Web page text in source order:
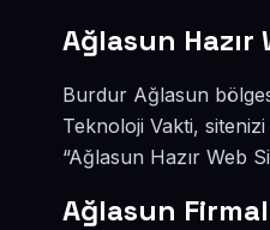
Ağlasun Hazır
Burdur Ağlasun
Teknoloji Vakti,
“Ağlasun Hazır Web
Ağlasun